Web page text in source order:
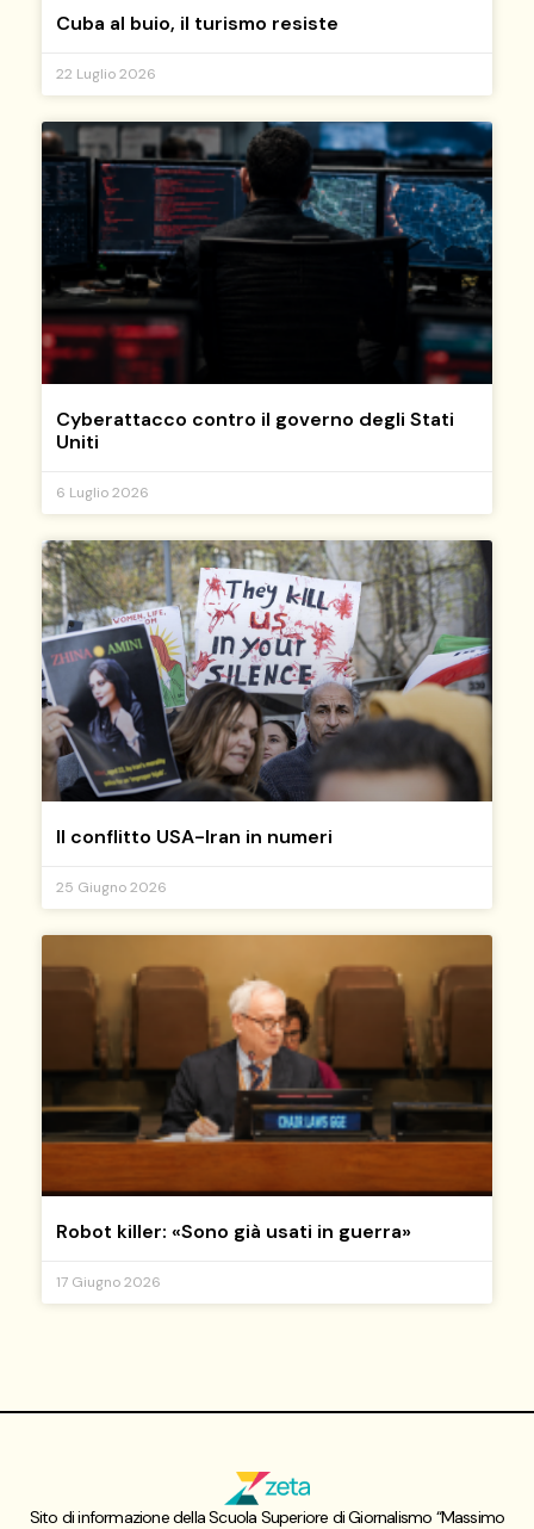
Cuba al buio, il turismo resiste
22 Luglio 2026
Cyberattacco contro il governo degli Stati
Uniti
6 Luglio 2026
Il conflitto USA-Iran in numeri
25 Giugno 2026
Robot killer: «Sono già usati in guerra»
17 Giugno 2026
Sito di informazione della Scuola Superiore di Giornalismo “Massimo